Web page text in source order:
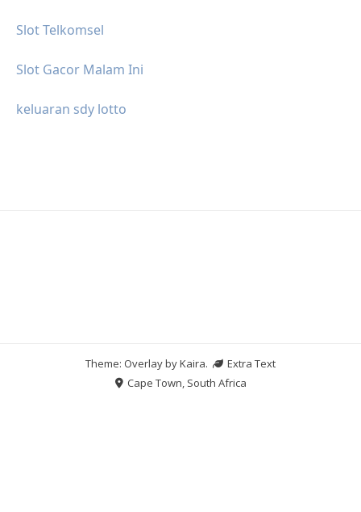
Slot Telkomsel
Slot Gacor Malam Ini
keluaran sdy lotto
Theme: Overlay byKaira.
Extra Text
Cape Town, South Africa